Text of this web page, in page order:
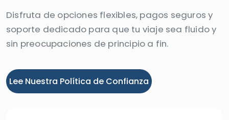
Disfruta de opciones flexibles, pagos seguros y
soporte dedicado para que tu viaje sea fluido y
sin preocupaciones de principio a fin.
Lee Nuestra Política de Confianza